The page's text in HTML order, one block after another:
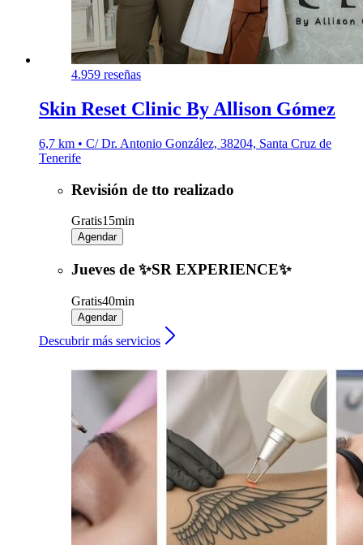
4.959 reseñas
Skin Reset Clinic By Allison Gómez
6,7 km • C/ Dr. Antonio González, 38204, Santa Cruz de
Tenerife
Revisión de tto realizado
Gratis15min
Agendar
Jueves de ✨SR EXPERIENCE✨
Gratis40min
Agendar
Descubrir más servicios